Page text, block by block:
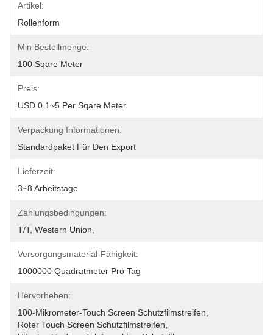
Artikel:
Rollenform
Min Bestellmenge:
100 Sqare Meter
Preis:
USD 0.1~5 Per Sqare Meter
Verpackung Informationen:
Standardpaket Für Den Export
Lieferzeit:
3~8 Arbeitstage
Zahlungsbedingungen:
T/T, Western Union,
Versorgungsmaterial-Fähigkeit:
1000000 Quadratmeter Pro Tag
Hervorheben:
100-Mikrometer-Touch Screen Schutzfilmstreifen
Roter Touch Screen Schutzfilmstreifen